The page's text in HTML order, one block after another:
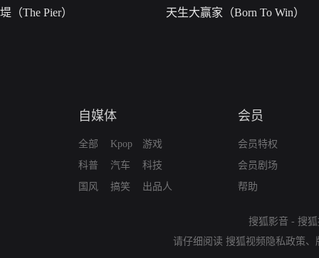
堤（The Pier） 天生大赢家（Born To Win）
自媒体
全部
科普
国风
Kpop
汽车
搞笑
游戏
科技
出品人
会员
会员特权
会员剧场
帮助
搜狐影音 - 搜
请仔细阅读 搜狐视频隐私政策、